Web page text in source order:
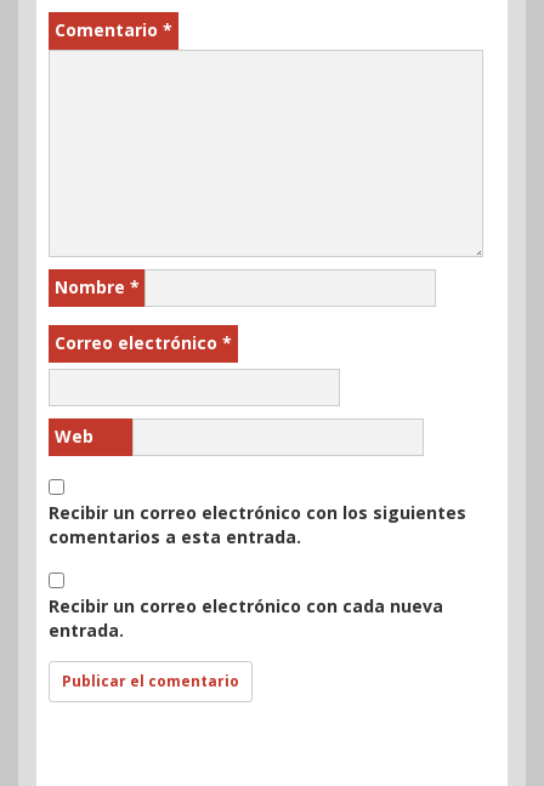
Comentario *
Nombre *
Correo electrónico *
Web
Recibir un correo electrónico con los siguientes
comentarios a esta entrada.
Recibir un correo electrónico con cada nueva
entrada.